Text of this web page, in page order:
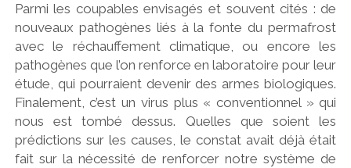
Parmi les coupables envisagés et souvent cités : de
nouveaux pathogènes liés à la fonte du permafrost
avec le réchauffement climatique, ou encore les
pathogènes que l’on renforce en laboratoire pour leur
étude, qui pourraient devenir des armes biologiques.
Finalement, c’est un virus plus « conventionnel » qui
nous est tombé dessus. Quelles que soient les
prédictions sur les causes, le constat avait déjà était
fait sur la nécessité de renforcer notre système de